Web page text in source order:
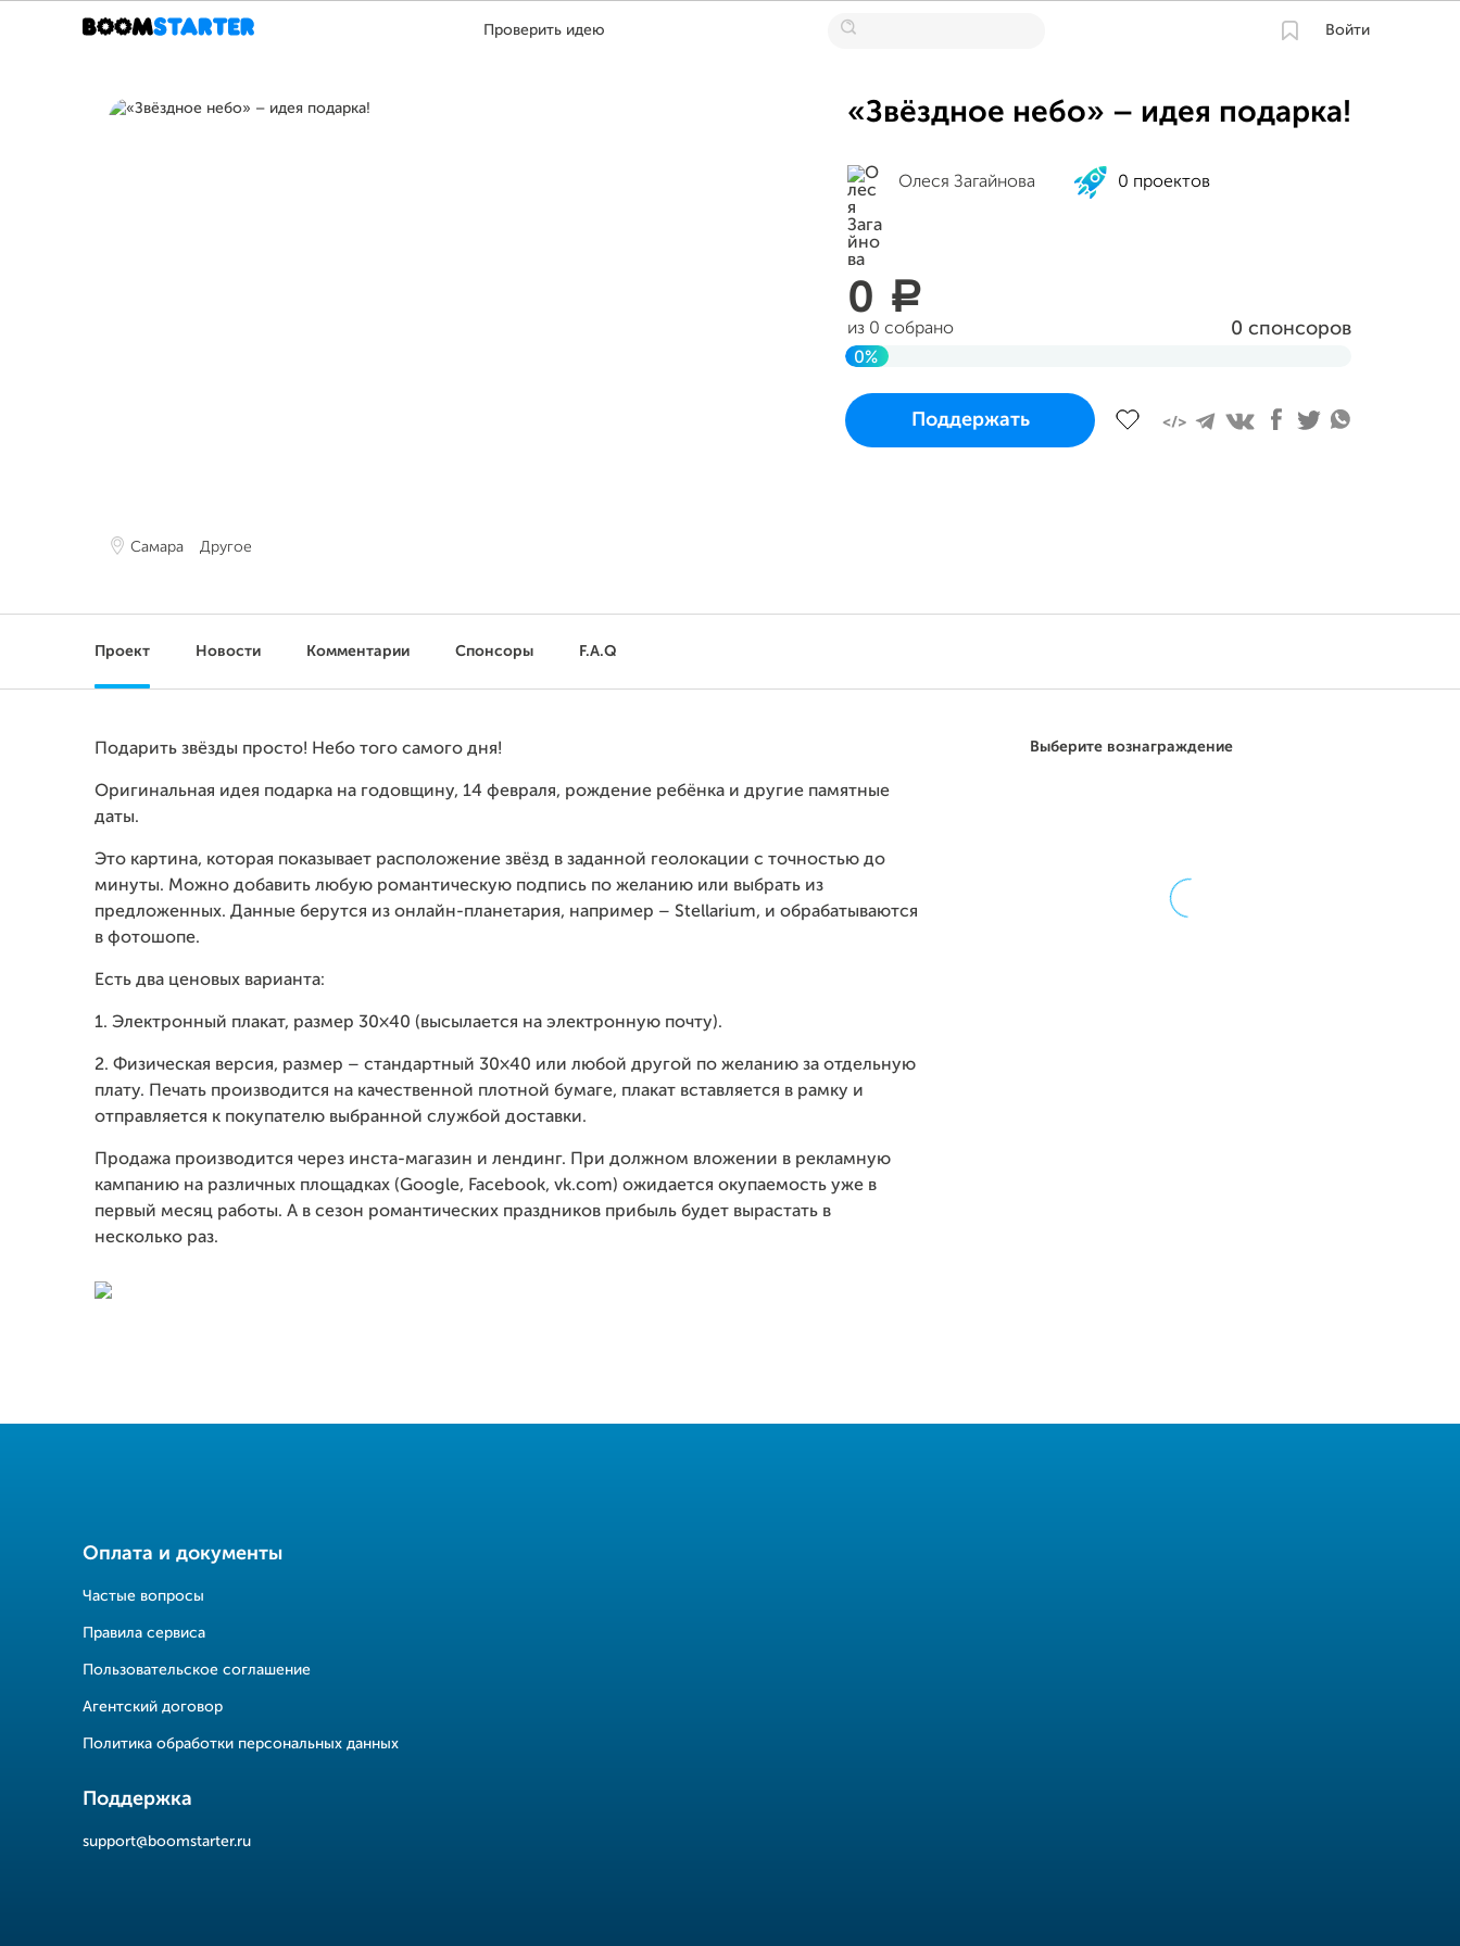
Проверить идею Войти
Самара Другое
«Звёздное небо» – идея подарка!
Олеся Загайнова 0 проектов
0 a
из 0 собрано 0 спонсоров
0%
Проект начался и завершится
в пятницу 18 августа 2023 в 18:13 MSK
Поддержать
Проект Новости Комментарии Спонсоры F.A.Q
Выберите вознаграждение
Подарить звёзды просто! Небо того самого дня!
Оригинальная идея подарка на годовщину, 14 февраля, рождение ребёнка и другие памятные
даты.
Это картина, которая показывает расположение звёзд в заданной геолокации с точностью до
минуты. Можно добавить любую романтическую подпись по желанию или выбрать из
предложенных. Данные берутся из онлайн-планетария, например – Stellarium, и обрабатываются
в фотошопе.
Есть два ценовых варианта:
1. Электронный плакат, размер 30×40 (высылается на электронную почту).
2. Физическая версия, размер – стандартный 30×40 или любой другой по желанию за отдельную
плату. Печать производится на качественной плотной бумаге, плакат вставляется в рамку и
отправляется к покупателю выбранной службой доставки.
Продажа производится через инста-магазин и лендинг. При должном вложении в рекламную
кампанию на различных площадках (Google, Facebook, vk.com) ожидается окупаемость уже в
первый месяц работы. А в сезон романтических праздников прибыль будет вырастать в
несколько раз.
Оплата и документы
Частые вопросы
Правила сервиса
Пользовательское соглашение
Агентский договор
Политика обработки персональных данных
Поддержка
support@boomstarter.ru